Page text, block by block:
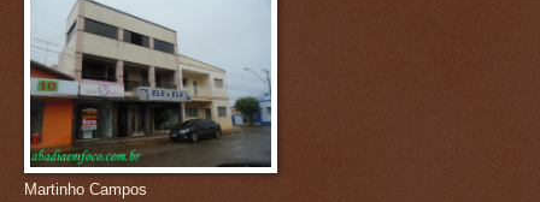
Martinho Campos